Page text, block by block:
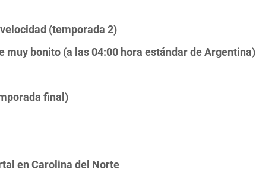
(temporada 2)
muy bonito (a las 04:00 hora estándar de Argentina)
final)
en Carolina del Norte